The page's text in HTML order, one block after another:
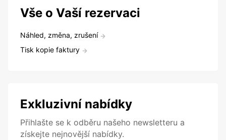
Vše o Vaší rezervaci
Náhled, změna, zrušení
Tisk kopie faktury
Exkluzivní nabídky
Přihlašte se k odběru našeho newsletteru a
získejte nejnovější nabídky.